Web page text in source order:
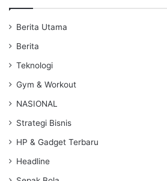
Berita Utama
Berita
Teknologi
Gym & Workout
NASIONAL
Strategi Bisnis
HP & Gadget Terbaru
Headline